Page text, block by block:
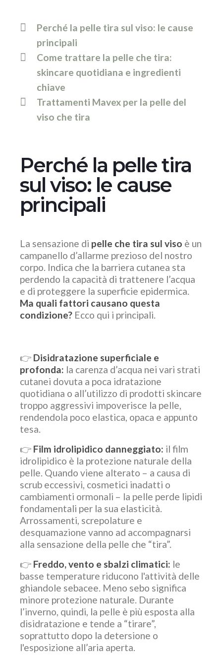
Perché la pelle tira sul viso: le cause
principali
Come trattare la pelle che tira:
skincare quotidiana e ingredienti
chiave
Trattamenti Mavex per la pelle del
viso che tira
Perché la pelle tira
sul viso: le cause
principali
La sensazione di pelle che tira sul viso è un
campanello d’allarme prezioso del nostro
corpo. Indica che la barriera cutanea sta
perdendo la capacità di trattenere l’acqua
e di proteggere la superficie epidermica.
Ma quali fattori causano questa
condizione? Ecco qui i principali.
👉 Disidratazione superficiale e
profonda: la carenza d’acqua nei vari strati
cutanei dovuta a poca idratazione
quotidiana o all’utilizzo di prodotti skincare
troppo aggressivi impoverisce la pelle,
rendendola poco elastica, opaca e appunto
tesa.
👉 Film idrolipidico danneggiato: il film
idrolipidico è la protezione naturale della
pelle. Quando viene alterato – a causa di
scrub eccessivi, cosmetici inadatti o
cambiamenti ormonali – la pelle perde lipidi
fondamentali per la sua elasticità.
Arrossamenti, screpolature e
desquamazione vanno ad accompagnarsi
alla sensazione della pelle che “tira”.
👉 Freddo, vento e sbalzi climatici: le
basse temperature riducono l'attività delle
ghiandole sebacee. Meno sebo significa
minore protezione naturale. Durante
l’inverno, quindi, la pelle è più esposta alla
disidratazione e tende a “tirare”,
soprattutto dopo la detersione o
l'esposizione all’aria aperta.